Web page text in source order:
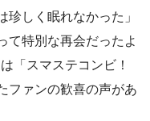
しく眠れなかった」
て特別な再会だったよ
「スマステコンビ！
ファンの歓喜の声があ